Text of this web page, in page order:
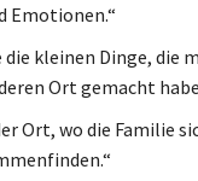
Emotionen.“
die kleinen Dinge, die
Ort gemacht
Ort, wo die Familie